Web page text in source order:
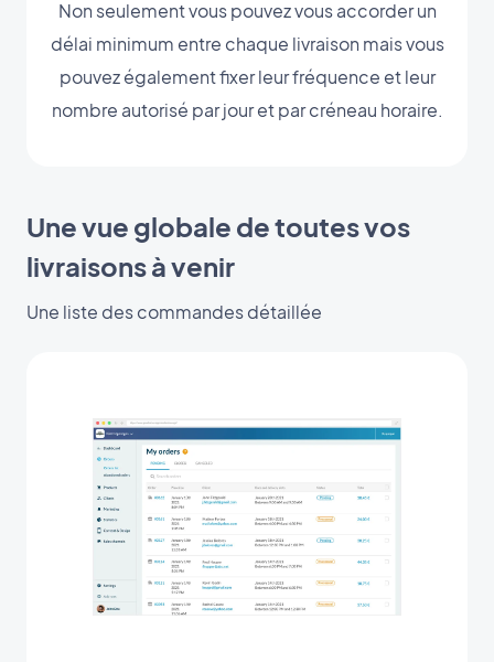
Non seulement vous pouvez vous accorder un
délai minimum entre chaque livraison mais vous
pouvez également fixer leur fréquence et leur
nombre autorisé par jour et par créneau horaire.
Une vue globale de toutes vos
livraisons à venir
Une liste des commandes détaillée